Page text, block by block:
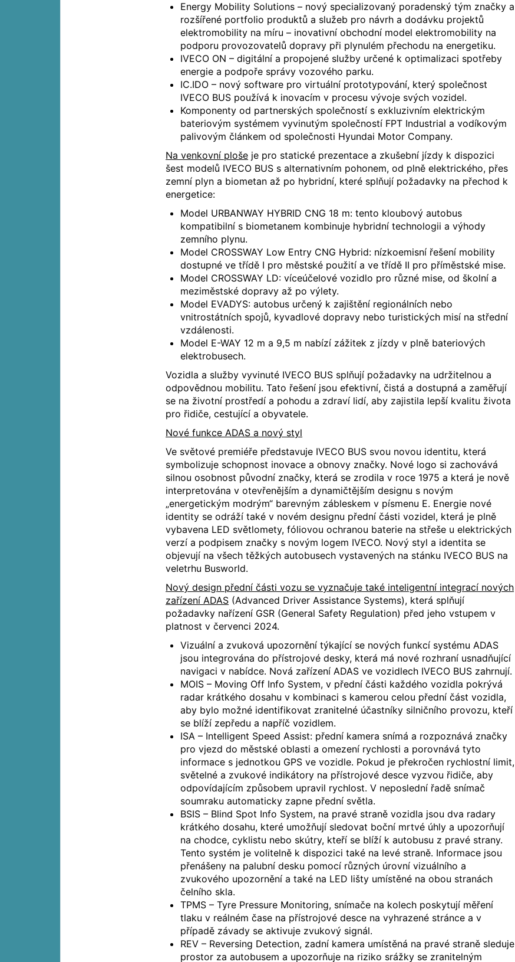
Energy Mobility Solutions – nový specializovaný poradenský tým značky a
rozšířené portfolio produktů a služeb pro návrh a dodávku projektů
elektromobility na míru – inovativní obchodní model elektromobility na
podporu provozovatelů dopravy při plynulém přechodu na energetiku.
IVECO ON – digitální a propojené služby určené k optimalizaci spotřeby
energie a podpoře správy vozového parku.
IC.IDO – nový software pro virtuální prototypování, který společnost
IVECO BUS používá k inovacím v procesu vývoje svých vozidel.
Komponenty od partnerských společností s exkluzivním elektrickým
bateriovým systémem vyvinutým společností FPT Industrial a vodíkovým
palivovým článkem od společnosti Hyundai Motor Company.
Na venkovní ploše je pro statické prezentace a zkušební jízdy k dispozici
šest modelů IVECO BUS s alternativním pohonem, od plně elektrického, přes
zemní plyn a biometan až po hybridní, které splňují požadavky na přechod k
energetice:
Model URBANWAY HYBRID CNG 18 m: tento kloubový autobus
kompatibilní s biometanem kombinuje hybridní technologii a výhody
zemního plynu.
Model CROSSWAY Low Entry CNG Hybrid: nízkoemisní řešení mobility
dostupné ve třídě I pro městské použití a ve třídě II pro příměstské mise.
Model CROSSWAY LD: víceúčelové vozidlo pro různé mise, od školní a
meziměstské dopravy až po výlety.
Model EVADYS: autobus určený k zajištění regionálních nebo
vnitrostátních spojů, kyvadlové dopravy nebo turistických misí na střední
vzdálenosti.
Model E-WAY 12 m a 9,5 m nabízí zážitek z jízdy v plně bateriových
elektrobusech.
Vozidla a služby vyvinuté IVECO BUS splňují požadavky na udržitelnou a
odpovědnou mobilitu. Tato řešení jsou efektivní, čistá a dostupná a zaměřují
se na životní prostředí a pohodu a zdraví lidí, aby zajistila lepší kvalitu života
pro řidiče, cestující a obyvatele.
Nové funkce ADAS a nový styl
Ve světové premiéře představuje IVECO BUS svou novou identitu, která
symbolizuje schopnost inovace a obnovy značky. Nové logo si zachovává
silnou osobnost původní značky, která se zrodila v roce 1975 a která je nově
interpretována v otevřenějším a dynamičtějším designu s novým
„energetickým modrým“ barevným zábleskem v písmenu E. Energie nové
identity se odráží také v novém designu přední části vozidel, která je plně
vybavena LED světlomety, fóliovou ochranou baterie na střeše u elektrických
verzí a podpisem značky s novým logem IVECO. Nový styl a identita se
objevují na všech těžkých autobusech vystavených na stánku IVECO BUS na
veletrhu Busworld.
Nový design přední části vozu se vyznačuje také inteligentní integrací nových
zařízení ADAS (Advanced Driver Assistance Systems), která splňují
požadavky nařízení GSR (General Safety Regulation) před jeho vstupem v
platnost v červenci 2024.
Vizuální a zvuková upozornění týkající se nových funkcí systému ADAS
jsou integrována do přístrojové desky, která má nové rozhraní usnadňující
navigaci v nabídce. Nová zařízení ADAS ve vozidlech IVECO BUS zahrnují.
MOIS – Moving Off Info System, v přední části každého vozidla pokrývá
radar krátkého dosahu v kombinaci s kamerou celou přední část vozidla,
aby bylo možné identifikovat zranitelné účastníky silničního provozu, kteří
se blíží zepředu a napříč vozidlem.
ISA – Intelligent Speed Assist: přední kamera snímá a rozpoznává značky
pro vjezd do městské oblasti a omezení rychlosti a porovnává tyto
informace s jednotkou GPS ve vozidle. Pokud je překročen rychlostní limit,
světelné a zvukové indikátory na přístrojové desce vyzvou řidiče, aby
odpovídajícím způsobem upravil rychlost. V neposlední řadě snímač
soumraku automaticky zapne přední světla.
BSIS – Blind Spot Info System, na pravé straně vozidla jsou dva radary
krátkého dosahu, které umožňují sledovat boční mrtvé úhly a upozorňují
na chodce, cyklistu nebo skútry, kteří se blíží k autobusu z pravé strany.
Tento systém je volitelně k dispozici také na levé straně. Informace jsou
přenášeny na palubní desku pomocí různých úrovní vizuálního a
zvukového upozornění a také na LED lišty umístěné na obou stranách
čelního skla.
TPMS – Tyre Pressure Monitoring, snímače na kolech poskytují měření
tlaku v reálném čase na přístrojové desce na vyhrazené stránce a v
případě závady se aktivuje zvukový signál.
REV – Reversing Detection, zadní kamera umístěná na pravé straně sleduje
prostor za autobusem a upozorňuje na riziko srážky se zranitelným